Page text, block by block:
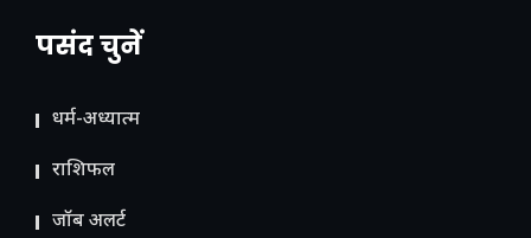
पसंद चुनें
धर्म-अध्यात्म
राशिफल
जॉब अलर्ट